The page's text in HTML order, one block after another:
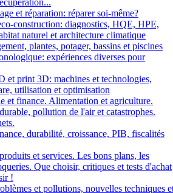
et réparation: réparer soi-même?
construction: diagnostics, HQE, HPE,
naturel et architecture climatique
plantes, potager, bassins et piscines
expériences diverses pour
et print 3D: machines et technologies,
utilisation et optimisation
et finance. Alimentation et agriculture.
pollution de l'air et catastrophes.
durabilité, croissance, PIB, fiscalités
et services. Les bons plans, les
Que choisir, critiques et tests d'achat
!
et pollutions, nouvelles techniques